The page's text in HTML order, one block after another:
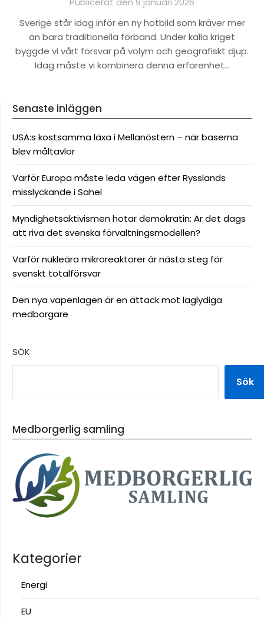
Sverige står idag inför en ny hotbild som kräver mer
än bara traditionella förband. Under kalla kriget
byggde vi vårt försvar på volym och geografiskt djup.
Idag måste vi kombinera denna erfarenhet…
Senaste inläggen
USA:s kostsamma läxa i Mellanöstern – när baserna
blev måltavlor
Varför Europa måste leda vägen efter Rysslands
misslyckande i Sahel
Myndighetsaktivismen hotar demokratin: Är det dags
att riva det svenska förvaltningsmodellen?
Varför nukleära mikroreaktorer är nästa steg för
svenskt totalförsvar
Den nya vapenlagen är en attack mot laglydiga
medborgare
SÖK
Sök
Medborgerlig samling
Kategorier
Energi
EU